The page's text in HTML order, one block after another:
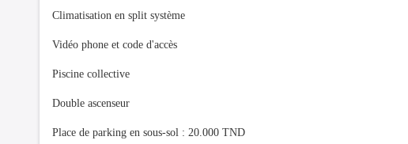
Climatisation en split système
Vidéo phone et code d'accès
Piscine collective
Double ascenseur
Place de parking en sous-sol : 20.000 TND